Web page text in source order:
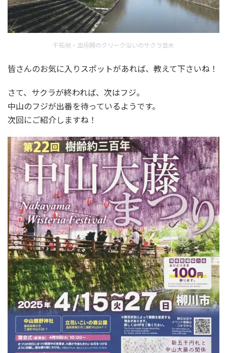
干拓地・皿垣開のクリーク沿いのサクラ並木
皆さんのお気に入りスポットがあれば、教えて下さいね！
さて、サクラが終われば、次はフジ。
中山のフジが出番を待っているようです。
次回にご紹介しますね！